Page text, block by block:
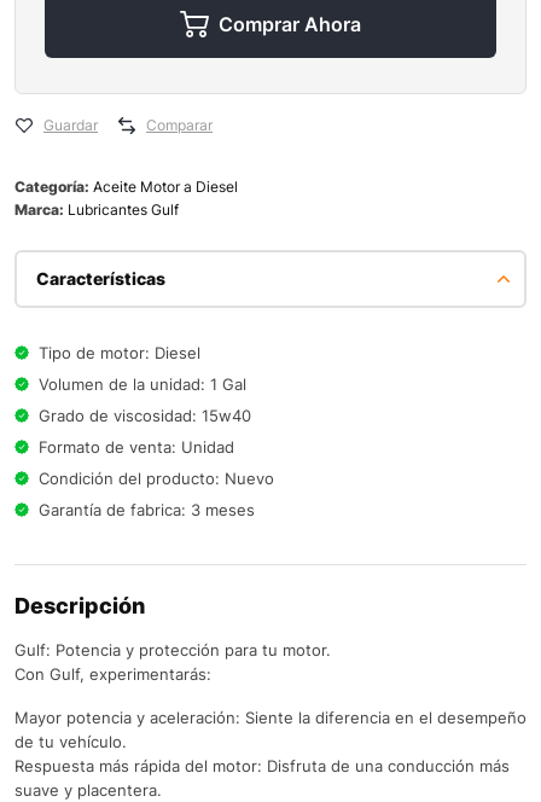
Comprar Ahora
Guardar Comparar
Categoría: Aceite Motor a Diesel
Marca: Lubricantes Gulf
Características
Tipo de motor: Diesel
Volumen de la unidad: 1 Gal
Grado de viscosidad: 15w40
Formato de venta: Unidad
Condición del producto: Nuevo
Garantía de fabrica: 3 meses
Descripción
Gulf: Potencia y protección para tu motor.
Con Gulf, experimentarás:
Mayor potencia y aceleración: Siente la diferencia en el desempeño
de tu vehículo.
Respuesta más rápida del motor: Disfruta de una conducción más
suave y placentera.